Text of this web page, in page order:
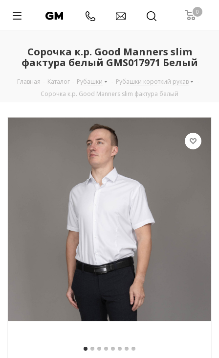
0
Сорочка к.р. Good Manners slim
фактура белый GMS017971 Белый
Главная - Каталог - Рубашки - Рубашки короткий рукав
-
Сорочка к.р. Good Manners slim фактура белый